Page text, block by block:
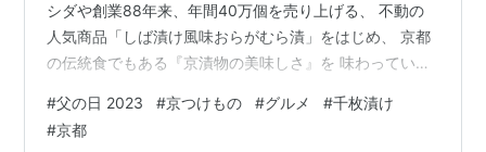
シダや創業88年来、年間40万個を売り上げる、 不動の
人気商品「しば漬け風味おらがむら漬」をはじめ、 京都
の伝統食でもある『京漬物の美味しさ』を 味わっていた
め合わせもあります。 さらに今年は！昨年父の日のプレ
ゼントとして、 大変人気のあったカテゴリの【うなぎ】
#父の日 2023 #京つけもの #グルメ #千枚漬け
#京都